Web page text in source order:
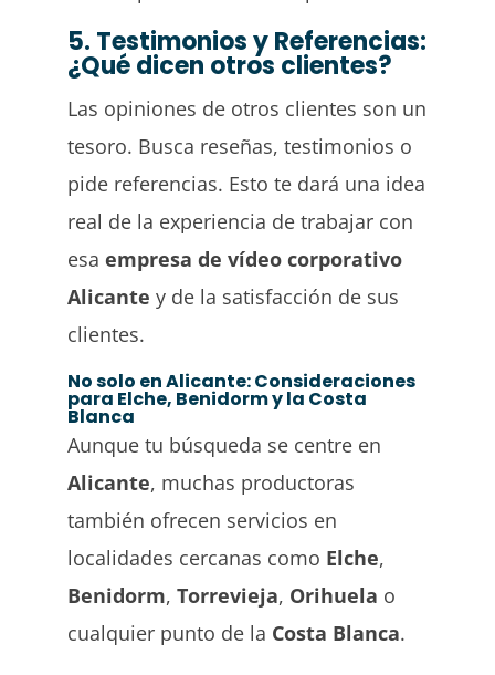
5. Testimonios y Referencias:
¿Qué dicen otros clientes?
Las opiniones de otros clientes son un
tesoro. Busca reseñas, testimonios o
pide referencias. Esto te dará una idea
real de la experiencia de trabajar con
esa empresa de vídeo corporativo
Alicante y de la satisfacción de sus
clientes.
No solo en Alicante: Consideraciones
para Elche, Benidorm y la Costa
Blanca
Aunque tu búsqueda se centre en
Alicante, muchas productoras
también ofrecen servicios en
localidades cercanas como Elche,
Benidorm, Torrevieja, Orihuela o
cualquier punto de la Costa Blanca.